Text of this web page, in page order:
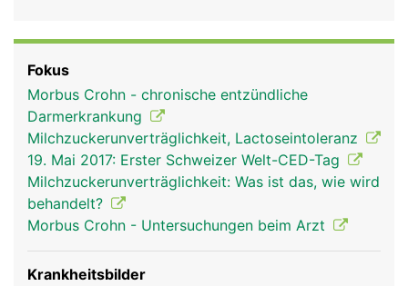
Rubriken
Fokus
Morbus Crohn - chronische entzündliche
Darmerkrankung
Milchzuckerunverträglichkeit, Lactoseintoleranz
19. Mai 2017: Erster Schweizer Welt-CED-Tag
Milchzuckerunverträglichkeit: Was ist das, wie wird
behandelt?
Morbus Crohn - Untersuchungen beim Arzt
Krankheitsbilder